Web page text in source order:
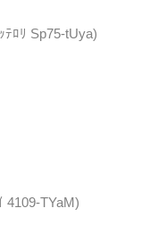
ﾛﾘ Sp75-tUya)
4109-TYaM)